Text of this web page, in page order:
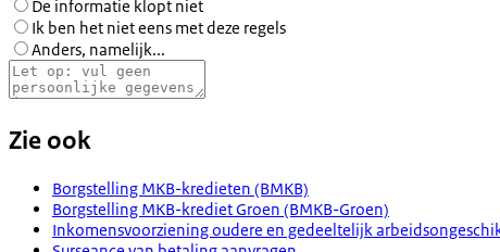
De informatie klopt niet
Ik ben het niet eens met deze regels
Anders, namelijk...
Zie ook
Borgstelling MKB-kredieten (BMKB)
Borgstelling MKB-krediet Groen (BMKB-Groen)
Inkomensvoorziening oudere en gedeeltelijk